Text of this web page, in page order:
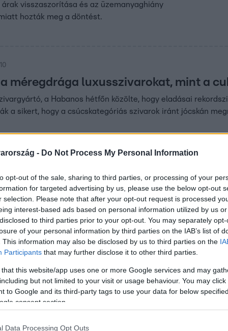
- Do Not Process My Personal Information
opt-out of the sale, sharing to third parties, or processing of your
for targeted advertising by us, please use the below opt-out
selection. Please note that after your opt-out request is processed
interest-based ads based on personal information utilized by us
to third parties prior to your opt-out. You may separately
of your personal information by third parties on the IAB’s list of
This information may also be disclosed by us to third parties on the
Participants that may further disclose it to other third parties.
that this website/app uses one or more Google services and may
but not limited to your visit or usage behaviour. You may
to Google and its third-party tags to use your data for below
consent section.
Data Processing Opt Outs
visszaszorítása és az üzemanyaghiány
hozták meg a döntést.
méregdrága luxusszivarokat, mint a
a Habanos hétfőn közölte, hogy eladásai
a sikert, hogy a csúcskategóriás szivarok iránt jócskán
műszempillákkal hülyítette a
elég az észak-koreai atomfenyegetés, akkor itt van az
hogy a diktátornak köszönheti azt.
állat nyűglődik a 40 fokos
Ausztrália partjainál ragadt egy 14 ezer juhot és kétezer